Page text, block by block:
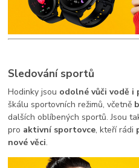
Sledování sportů
Hodinky jsou odolné vůči vodě i
škálu sportovních režimů, včetně
dalších oblíbených sportů. Jsou
pro aktivní sportovce, kteří rádi
nové věci.